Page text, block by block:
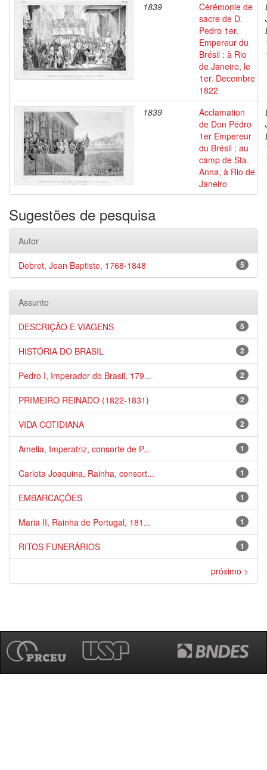
1839
Cérémonie de
sacre de D.
Pedro 1er.
Empereur du
Brésil : à Rio
de Janeiro, le
1er. Decembre
1822
1839
Acclamation
de Don Pédro
1er Empereur
du Brésil : au
camp de Sta.
Anna, à Rio de
Janeiro
Sugestões de pesquisa
Autor
5
Debret, Jean Baptiste, 1768-1848
Assunto
5
DESCRIÇÃO E VIAGENS
2
HISTÓRIA DO BRASIL
2
Pedro I, Imperador do Brasil, 179...
2
PRIMEIRO REINADO (1822-1831)
2
VIDA COTIDIANA
1
Amelia, Imperatriz, consorte de P...
1
Carlota Joaquina, Rainha, consort...
1
EMBARCAÇÕES
1
Maria II, Rainha de Portugal, 181...
1
RITOS FUNERÁRIOS
próximo >